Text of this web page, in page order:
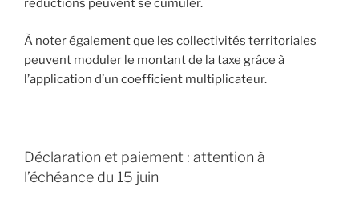
réductions peuvent se cumuler.
À noter également que les collectivités territoriales
peuvent moduler le montant de la taxe grâce à
l’application d’un coefficient multiplicateur.
Déclaration et paiement : attention à
l’échéance du 15 juin